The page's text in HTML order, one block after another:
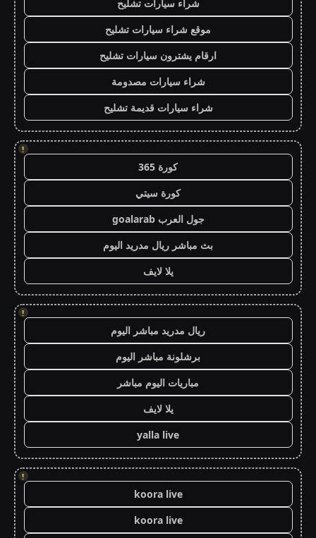
شراء سيارات تشليح
موقع شراء سيارات تشليح
ارقام يشترون سيارات تشليح
شراء سيارات مصدومة
شراء سيارات قديمة تشليح
!
كورة 365
كورة سيتي
جول العرب goalarab
بث مباشر ريال مدريد اليوم
يلا لايف
!
ريال مدريد مباشر اليوم
برشلونة مباشر اليوم
مباريات اليوم مباشر
يلا لايف
yalla live
!
koora live
koora live